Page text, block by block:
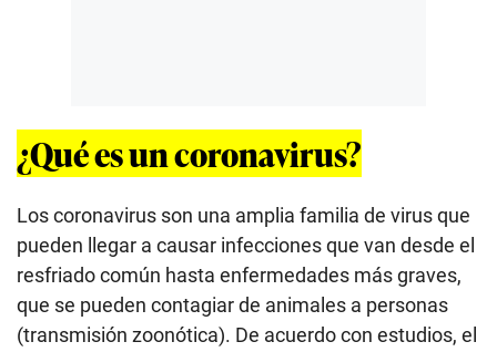
¿Qué es un coronavirus?
Los coronavirus son una amplia familia de virus que
pueden llegar a causar infecciones que van desde el
resfriado común hasta enfermedades más graves,
que se pueden contagiar de animales a personas
(transmisión zoonótica). De acuerdo con estudios, el